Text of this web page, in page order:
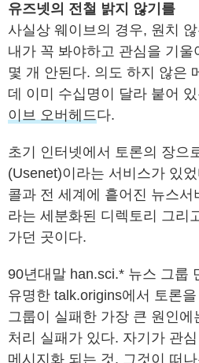
유즈넷의 전철 밝지 않기를
사실상 웨이브의 경우, 원치
내가 꼭 봐야하고 관심을 기
몇 개 안된다. 의도 하지 않은
데 이미 수십명이 달라 붙어
이브 오버헤드다.
초기 인터넷에서 토론의 장으
(Usenet)이라는 서비스가 있
콜과 전 세계에 흩어진 뉴스서
라는 세분화된 디렉토리 그리
가던 곳이다.
90년대말 han.sci.* 뉴스 그룹
유명한 talk.origins에서 토론
그룹이 실패한 가장 큰 원인에
처리 실패가 있다. 자기가 관
메시지화 되는 것. 그것이 떠